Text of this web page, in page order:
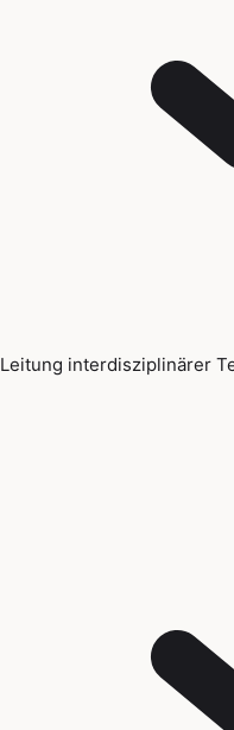
Leitung interdisziplinärer